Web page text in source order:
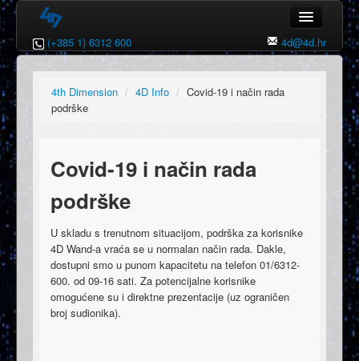
Naslovna
4D Wand
Reference
Download
4D Wand DEMO
4D Web
Kontakt
(+385 1) 6312 600 4d@4d.hr
4th Dimension / 4D Info / Covid-19 i način rada
podrške
Covid-19 i način rada
podrške
U skladu s trenutnom situacijom, podrška za korisnike
4D Wand-a vraća se u normalan način rada. Dakle,
dostupni smo u punom kapacitetu na telefon 01/6312-
600. od 09-16 sati. Za potencijalne korisnike
omogućene su i direktne prezentacije (uz ograničen
broj sudionika).